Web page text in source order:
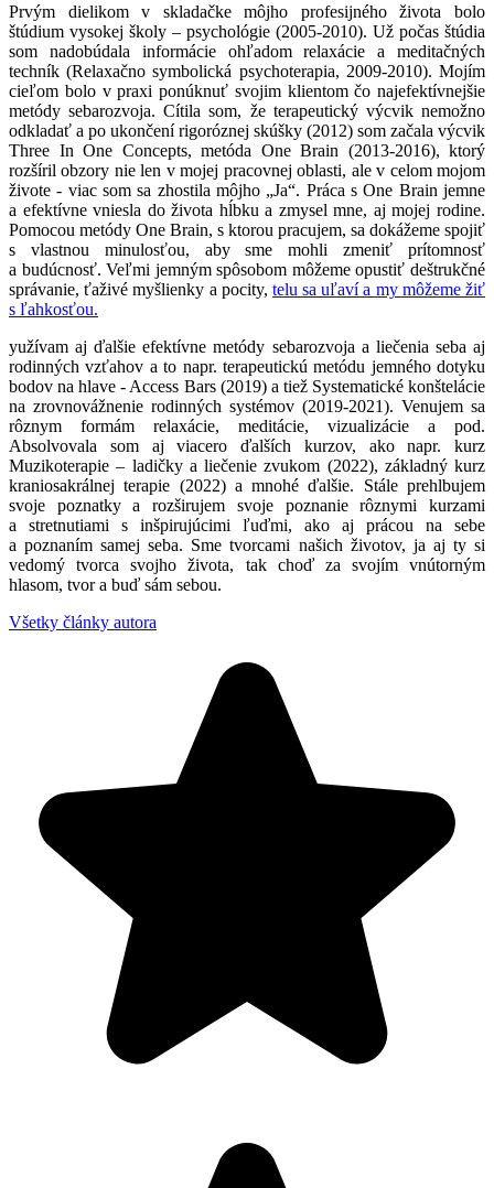
Prvým dielikom v skladačke môjho profesijného života bolo
štúdium vysokej školy – psychológie (2005-2010). Už počas štúdia
som nadobúdala informácie ohľadom relaxácie a meditačných
techník (Relaxačno symbolická psychoterapia, 2009-2010). Mojím
cieľom bolo v praxi ponúknuť svojim klientom čo najefektívnejšie
metódy sebarozvoja. Cítila som, že terapeutický výcvik nemožno
odkladať a po ukončení rigoróznej skúšky (2012) som začala výcvik
Three In One Concepts, metóda One Brain (2013-2016), ktorý
rozšíril obzory nie len v mojej pracovnej oblasti, ale v celom mojom
živote - viac som sa zhostila môjho „Ja“. Práca s One Brain jemne
a efektívne vniesla do života hĺbku a zmysel mne, aj mojej rodine.
Pomocou metódy One Brain, s ktorou pracujem, sa dokážeme spojiť
s vlastnou minulosťou, aby sme mohli zmeniť prítomnosť
a budúcnosť. Veľmi jemným spôsobom môžeme opustiť deštrukčné
správanie, ťaživé myšlienky a pocity, telu sa uľaví a my môžeme žiť
s ľahkosťou.
yužívam aj ďalšie efektívne metódy sebarozvoja a liečenia seba aj
rodinných vzťahov a to napr. terapeutickú metódu jemného dotyku
bodov na hlave - Access Bars (2019) a tiež Systematické konštelácie
na zrovnovážnenie rodinných systémov (2019-2021). Venujem sa
rôznym formám relaxácie, meditácie, vizualizácie a pod.
Absolvovala som aj viacero ďalších kurzov, ako napr. kurz
Muzikoterapie – ladičky a liečenie zvukom (2022), základný kurz
kraniosakrálnej terapie (2022) a mnohé ďalšie. Stále prehlbujem
svoje poznatky a rozširujem svoje poznanie rôznymi kurzami
a stretnutiami s inšpirujúcimi ľuďmi, ako aj prácou na sebe
a poznaním samej seba. Sme tvorcami našich životov, ja aj ty si
vedomý tvorca svojho života, tak choď za svojím vnútorným
hlasom, tvor a buď sám sebou.
Všetky články autora